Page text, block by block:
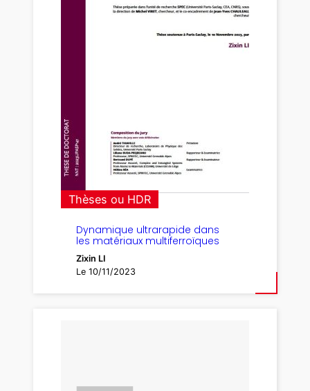
Thèses ou HDR
Dynamique ultrarapide dans
les matériaux multiferroïques
Zixin LI
Le 10/11/2023